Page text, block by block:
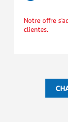
Notre offre
clientes.